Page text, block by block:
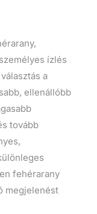
ízlés
a
ellenállóbb
tovább
fehérarany
megjelenést